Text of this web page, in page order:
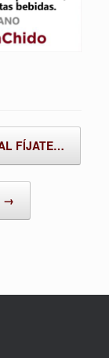
FÍJATE…
→